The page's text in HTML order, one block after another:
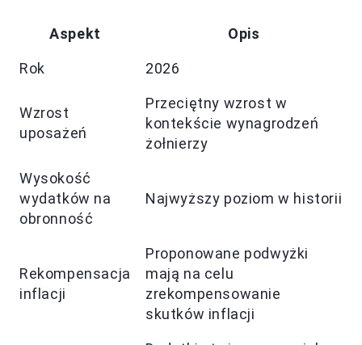
Aspekt Opis
Rok 2026
Wzrost
uposażeń
Przeciętny wzrost w
kontekście wynagrodzeń
żołnierzy
Wysokość
wydatków na
obronność
Najwyższy poziom w historii
Rekompensacja
inflacji
Proponowane podwyżki
mają na celu
zrekompensowanie
skutków inflacji